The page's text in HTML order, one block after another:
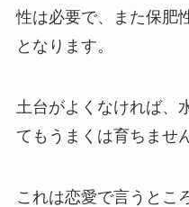
性は必要で、また保肥
となります。
土台がよくなければ、
てもうまくは育ちませ
これは恋愛で言うとこ